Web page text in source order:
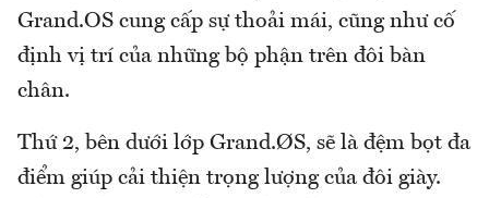
Grand.OS cung cấp sự thoải mái, cũng như cố
định vị trí của những bộ phận trên đôi bàn
chân.
Thứ 2, bên dưới lớp Grand.ØS, sẽ là đệm bọt đa
điểm giúp cải thiện trọng lượng của đôi giày.